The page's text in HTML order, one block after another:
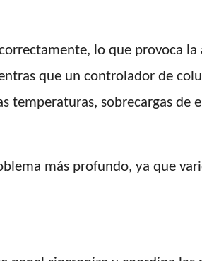
lo que provoca
que un controlador de
temperaturas, sobrecargas de
más profundo, ya que